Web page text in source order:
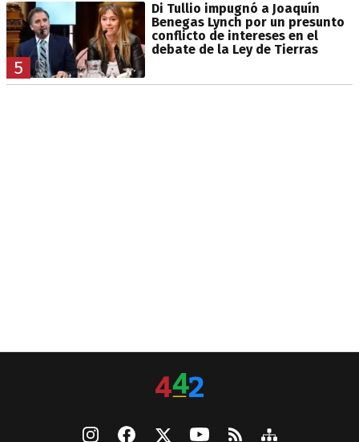
5
Di Tullio impugnó a Joaquín
Benegas Lynch por un presunto
conflicto de intereses en el
debate de la Ley de Tierras